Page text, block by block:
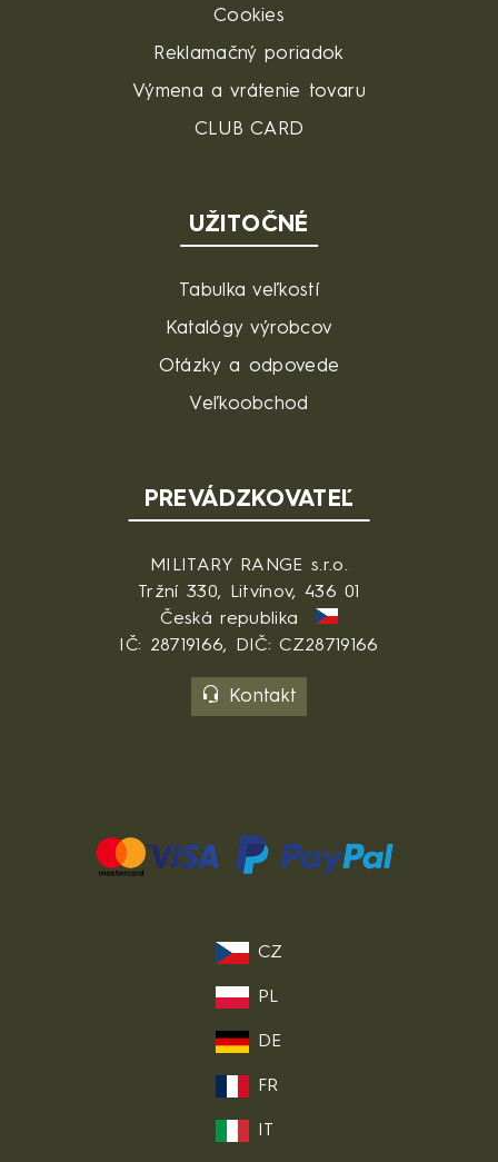
Cookies
Reklamačný poriadok
Výmena a vrátenie tovaru
CLUB CARD
UŽITOČNÉ
Tabulka veľkostí
Katalógy výrobcov
Otázky a odpovede
Veľkoobchod
PREVÁDZKOVATEĽ
MILITARY RANGE s.r.o.
Tržní 330, Litvínov, 436 01
Česká republika
IČ: 28719166, DIČ: CZ28719166
Kontakt
CZ
PL
DE
FR